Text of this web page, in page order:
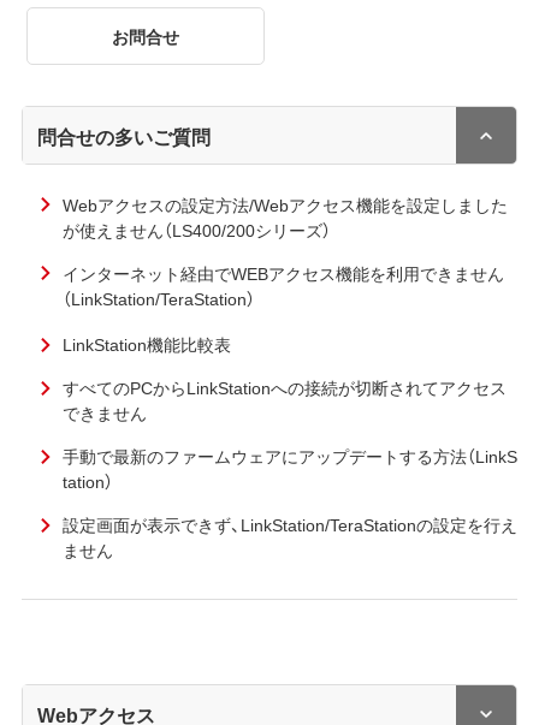
お問合せ
問合せの多いご質問
Webアクセスの設定方法/Webアクセス機能を設定しました
が使えません（LS400/200シリーズ）
インターネット経由でWEBアクセス機能を利用できません
（LinkStation/TeraStation）
LinkStation機能比較表
すべてのPCからLinkStationへの接続が切断されてアクセス
できません
手動で最新のファームウェアにアップデートする方法（LinkS
tation）
設定画面が表示できず、LinkStation/TeraStationの設定を行え
ません
Webアクセス